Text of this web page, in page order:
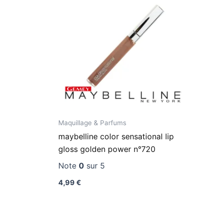
Maquillage & Parfums
maybelline color sensational lip
gloss golden power n°720
Note 0 sur 5
4,99 €